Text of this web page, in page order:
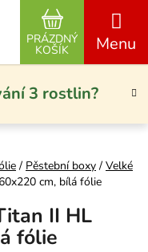
3 rostlin?
Hledat
NÁKUPNÍ
PRÁZDNÝ
KOŠÍK
/ Pěstební boxy / Velké
cm, bílá fólie
II HL
fólie